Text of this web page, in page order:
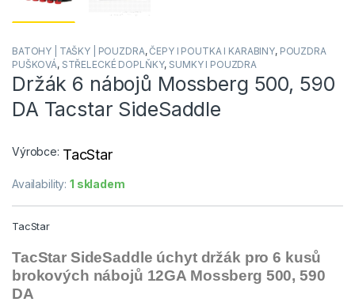
BATOHY | TAŠKY | POUZDRA,ČEPY I POUTKA I KARABINY, POUZDRA
PUŠKOVÁ, STŘELECKÉ DOPLŇKY, SUMKY I POUZDRA
Držák 6 nábojů Mossberg 500, 590
DA Tacstar SideSaddle
Výrobce: TacStar
Availability:1 skladem
TacStar
TacStar SideSaddle úchyt držák pro 6 kusů
brokových nábojů 12GA Mossberg 500, 590
DA